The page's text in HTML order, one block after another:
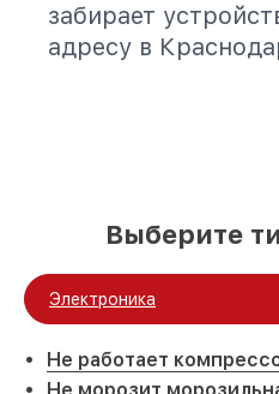
забирает
адресу в
Выберите
Электроника
Не работает